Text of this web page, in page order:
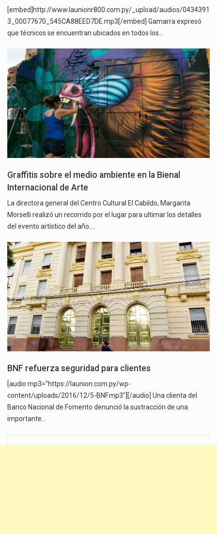
[embed]http://www.launionr800.com.py/_upload/audios/0434391
3_00077670_545CA88EED7DE.mp3[/embed] Gamarra expresó
que técnicos se encuentran ubicados en todos los…
Graffitis sobre el medio ambiente en la Bienal
Internacional de Arte
La directora general del Centro Cultural El Cabildo, Margarita
Morselli realizó un recorrido por el lugar para ultimar los detalles
del evento artístico del año.…
BNF refuerza seguridad para clientes
[audio mp3="https://launion.com.py/wp-
content/uploads/2016/12/5-BNF.mp3"][/audio] Una clienta del
Banco Nacional de Fomento denunció la sustracción de una
importante…